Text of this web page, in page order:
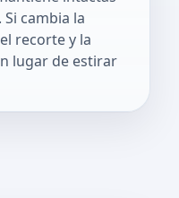
cambia la
recorte y la
lugar de estirar